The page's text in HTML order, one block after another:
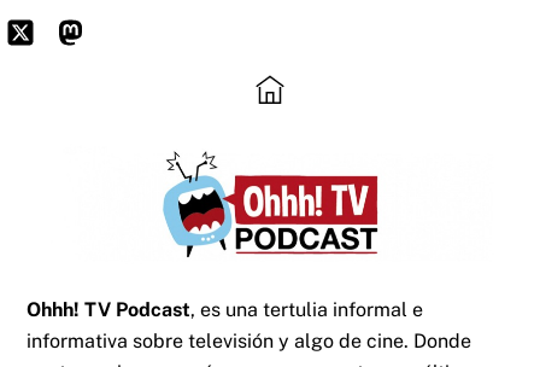
Skip
to
Icon
Mastodon
Ohhh! TV Podcast, es una tertulia informal e
informativa sobre televisión y algo de cine. Donde